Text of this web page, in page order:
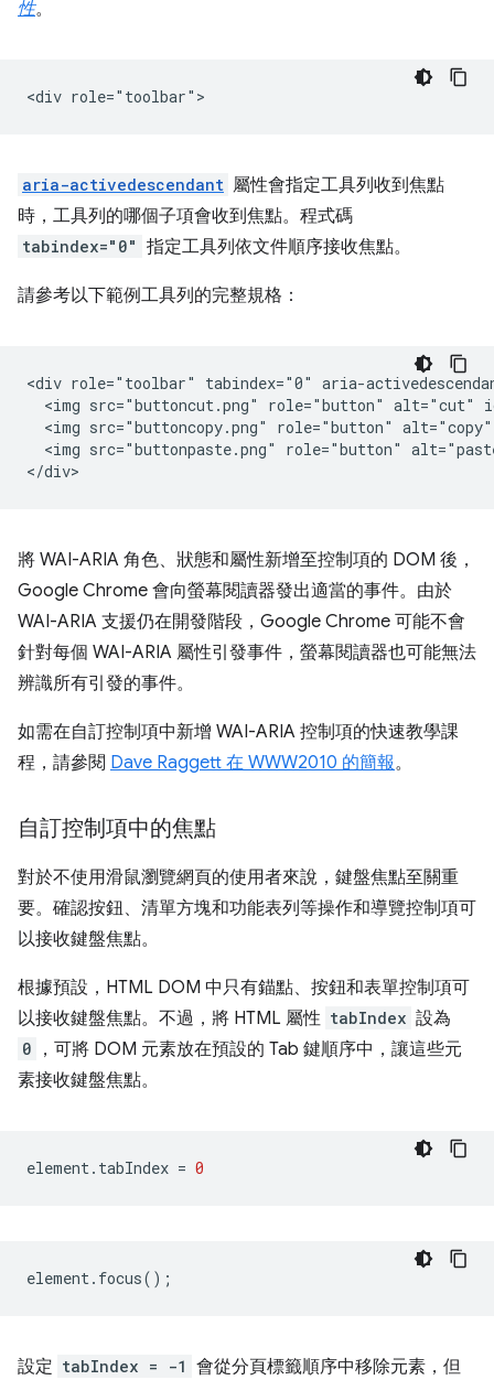
性。
aria-activedescendant 屬性會指定工具列收到焦點
時，工具列的哪個子項會收到焦點。程式碼
tabindex="0" 指定工具列依文件順序接收焦點。
請參考以下範例工具列的完整規格：
<div role="toolbar" tabindex="0" aria-
<img src="buttoncut.png" role="button" alt="cut"
<img src="buttoncopy.png" role="button"
<img src="buttonpaste.png" role="button"
將 WAI-ARIA 角色、狀態和屬性新增至控制項的 DOM 後，
Google Chrome 會向螢幕閱讀器發出適當的事件。由於
WAI-ARIA 支援仍在開發階段，Google Chrome 可能不會
針對每個 WAI-ARIA 屬性引發事件，螢幕閱讀器也可能無法
辨識所有引發的事件。
如需在自訂控制項中新增 WAI-ARIA 控制項的快速教學課
程，請參閱 Dave Raggett 在 WWW2010 的簡報。
自訂控制項中的焦點
對於不使用滑鼠瀏覽網頁的使用者來說，鍵盤焦點至關重
要。確認按鈕、清單方塊和功能表列等操作和導覽控制項可
以接收鍵盤焦點。
根據預設，HTML DOM 中只有錨點、按鈕和表單控制項可
以接收鍵盤焦點。不過，將 HTML 屬性 tabIndex 設為
0
，可將 DOM 元素放在預設的 Tab 鍵順序中，讓這些元
素接收鍵盤焦點。
element . tabIndex = 0
element . focus();
設定 tabIndex = -1 會從分頁標籤順序中移除元素，但